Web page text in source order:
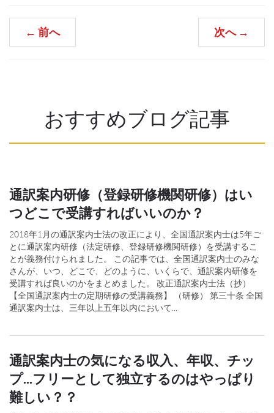
← 前へ 次へ →
おすすめブログ記事
通訳案内研修（登録研修機関研修）はい
つどこで受講すればいいのか？
2018年1月の通訳案内士法の改正により、全国通訳案内士は5年ご
とに通訳案内研修（法定研修、登録研修機関研修）を受講するこ
とが義務付けられました。 この記事では、全国通訳案内士のみな
さんが、いつ、どこで、どのように、いくらで、通訳案内研修を
受講すれば良いのかをまとめました。 改正通訳案内士法（抄）
【全国通訳案内士の定期研修の受講義務】 （研修） 第三十条 全国
通訳案内士は、三年以上五年以内において...
通訳案内士の気になる収入、年収、チッ
プ...フリーとして独立するのはやっぱり
難しい？？